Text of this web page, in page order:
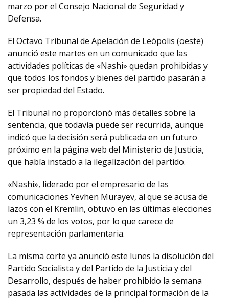
marzo por el Consejo Nacional de Seguridad y
Defensa.
El Octavo Tribunal de Apelación de Leópolis (oeste)
anunció este martes en un comunicado que las
actividades políticas de «Nashi» quedan prohibidas y
que todos los fondos y bienes del partido pasarán a
ser propiedad del Estado.
El Tribunal no proporcionó más detalles sobre la
sentencia, que todavía puede ser recurrida, aunque
indicó que la decisión será publicada en un futuro
próximo en la página web del Ministerio de Justicia,
que había instado a la ilegalización del partido.
«Nashi», liderado por el empresario de las
comunicaciones Yevhen Murayev, al que se acusa de
lazos con el Kremlin, obtuvo en las últimas elecciones
un 3,23 % de los votos, por lo que carece de
representación parlamentaria.
La misma corte ya anunció este lunes la disolución del
Partido Socialista y del Partido de la Justicia y del
Desarrollo, después de haber prohibido la semana
pasada las actividades de la principal formación de la